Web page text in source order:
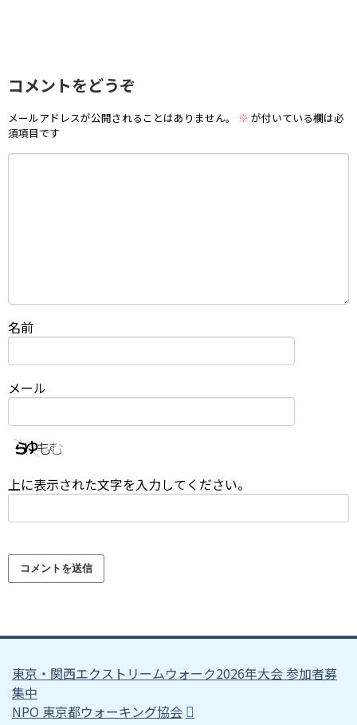
コメントをどうぞ
メールアドレスが公開されることはありません。 ※ が付いている欄は必
須項目です
名前
メール
上に表示された文字を入力してください。
東京・関西エクストリームウォーク2026年大会 参加者募
集中
NPO 東京都ウォーキング協会